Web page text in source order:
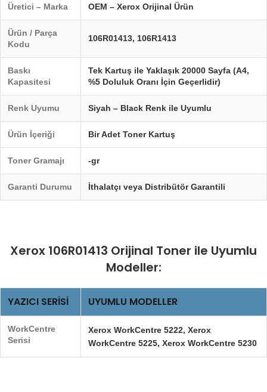
Üretici – Marka OEM – Xerox Orijinal Ürün
Ürün / Parça
Kodu
106R01413, 106R1413
Baskı
Kapasitesi
Tek Kartuş ile Yaklaşık 20000 Sayfa (A4,
%5 Doluluk Oranı İçin Geçerlidir)
Renk Uyumu Siyah – Black Renk ile Uyumlu
Ürün İçeriği Bir Adet Toner Kartuş
Toner Gramajı -gr
Garanti Durumu İthalatçı veya Distribütör Garantili
Xerox 106R01413 Orijinal Toner ile Uyumlu
Modeller:
YAZICI SERISI UYUMLU MODELLER
WorkCentre
Serisi
Xerox WorkCentre 5222, Xerox
WorkCentre 5225, Xerox WorkCentre 5230